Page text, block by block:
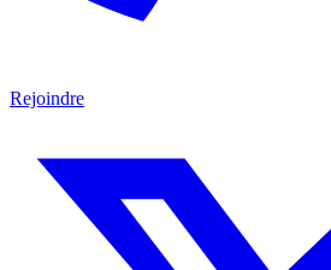
Rejoindre